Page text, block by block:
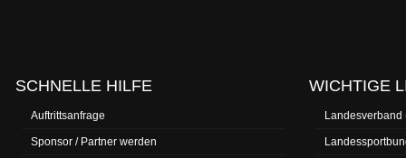
SCHNELLE HILFE
Auftrittsanfrage
Sponsor / Partner werden
WICHTIGE
Landesverband